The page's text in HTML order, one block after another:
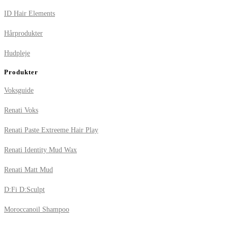
ID Hair Elements
Hårprodukter
Hudpleje
Produkter
Voksguide
Renati Voks
Renati Paste Extreeme Hair Play
Renati Identity Mud Wax
Renati Matt Mud
D:Fi D:Sculpt
Moroccanoil Shampoo